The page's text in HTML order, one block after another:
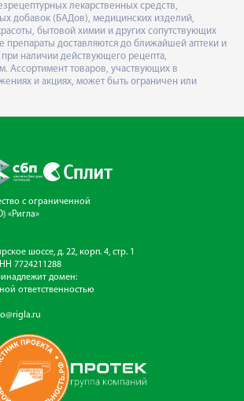
лекарственных средств,
добавок (БАДов), медицинских изделий,
бытовой химии и других сопутствующих
препараты доставляются до ближайшей аптеки и
наличии действующего рецепта,
Ассортимент товаров, участвующих в
и акциях, может быть ограничен или
с ограниченной
«Ригла»
шоссе, д. 22, корп. 4, стр. 1
7724211288
домен:
ответственностью